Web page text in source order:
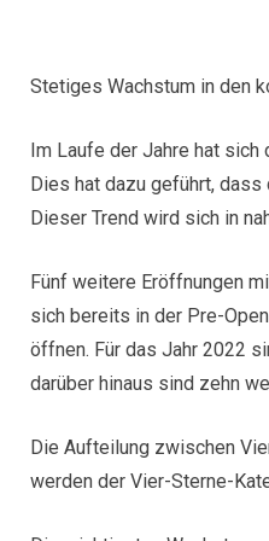
Stetiges Wachstum in den
Im Laufe der Jahre hat
Dies hat dazu geführt,
Dieser Trend wird sich in
Fünf weitere Eröffnungen
sich bereits in der Pre-
öffnen. Für das Jahr 2022
darüber hinaus sind zehn
Die Aufteilung zwischen
werden der Vier-Sterne-